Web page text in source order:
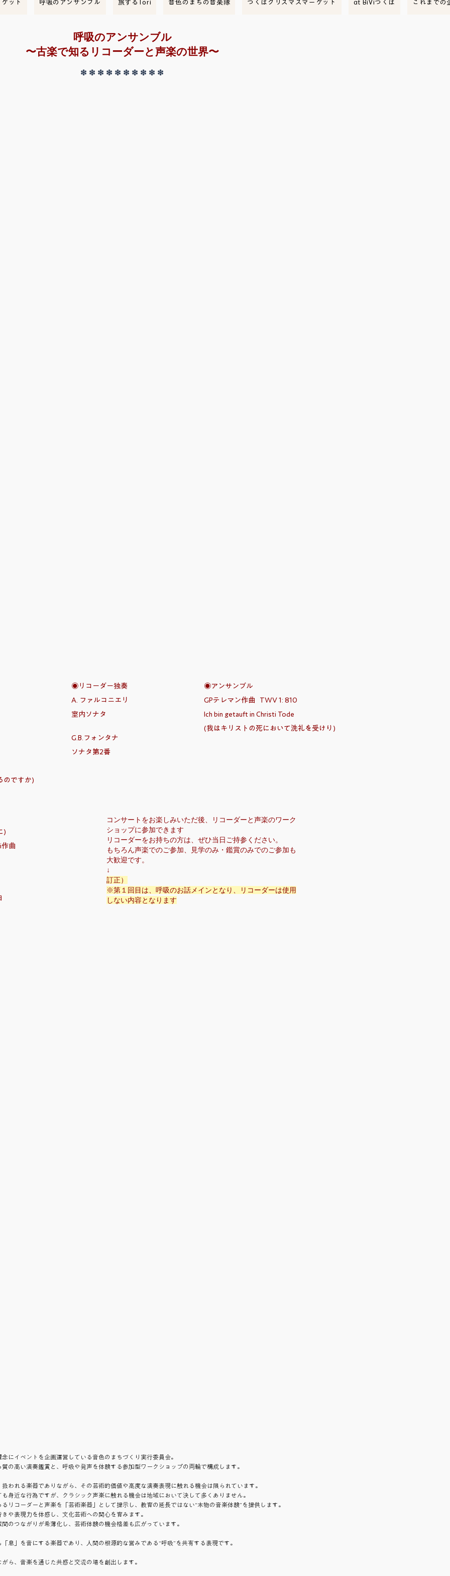
ット 呼吸のアンサンブル 旅するTori 音色のまちの音楽隊 つくばクリスマスマーケット at BiViつくば これまでの
呼吸のアンサンブル
​〜古楽で知るリコーダーと声楽の世界〜
❇︎ ❇︎ ❇︎ ❇︎ ❇︎ ❇︎ ❇︎ ❇︎ ❇︎ ❇︎
のですか)
)
曲
◉リコーダー独奏
A. ファルコニエリ
室内ソナタ
G.B.フォンタナ
ソナタ第2番
◉アンサンブル
GPテレマン作曲 TWV 1: 810
Ich bin getauft in Christi Tode
(我はキリストの死において洗礼を受けり)
コンサートをお楽しみいただ後、リコーダーと声楽のワーク
ショップに参加できます
リコーダーをお持ちの方は、ぜひ当日ご持参ください。
もちろん声楽でのご参加、見学のみ・鑑賞のみでのご参加も
大歓迎です。
↓
訂正）
※第１回目は、呼吸のお話メインとなり、リコーダーは使用
しない内容となります
にイベントを企画運営している音色のまちづくり実行委員会。
の高い演奏鑑賞と、呼吸や発声を体験する参加型ワークショップの両輪で構成します。
われる楽器でありながら、その芸術的価値や高度な演奏表現に触れる機会は限られています。
身近な行為ですが、クラシック声楽に触れる機会は地域において決して多くありません。
リコーダーと声楽を「芸術楽器」として提示し、教育の延長ではない“本物の音楽体験”を提供します。
や表現力を体感し、文化芸術への関心を育みます。
のつながりが希薄化し、芸術体験の機会格差も広がっています。
息」を音にする楽器であり、人間の根源的な営みである“呼吸”を共有する表現です。
ら、音楽を通じた共感と交流の場を創出します。